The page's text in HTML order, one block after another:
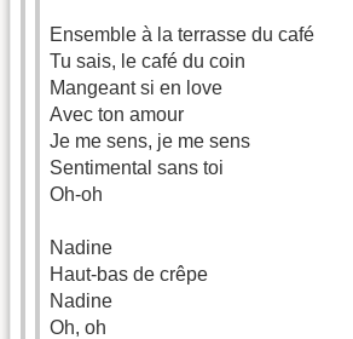
Ensemble à la terrasse du café
Tu sais, le café du coin
Mangeant si en love
Avec ton amour
Je me sens, je me sens
Sentimental sans toi
Oh-oh
Nadine
Haut-bas de crêpe
Nadine
Oh, oh